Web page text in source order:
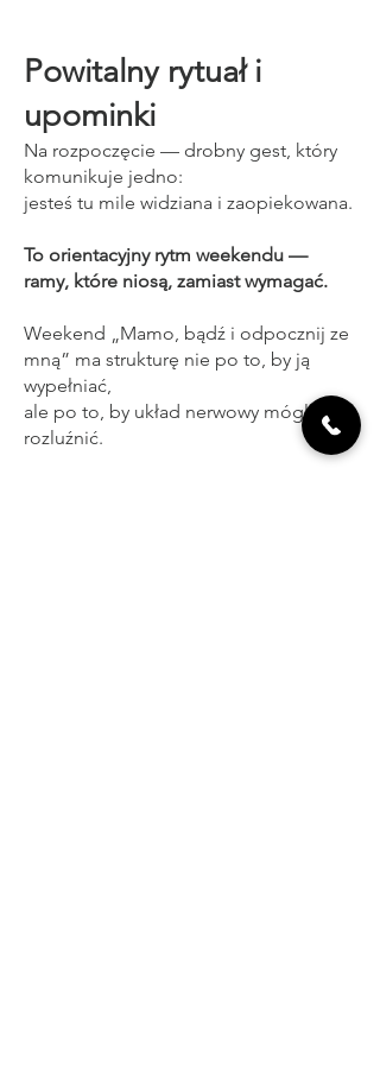
Powitalny rytuał i
upominki
Na rozpoczęcie — drobny gest, który
komunikuje jedno:
jesteś tu mile widziana i zaopiekowana.
To orientacyjny rytm weekendu —
ramy, które niosą, zamiast wymagać.
Weekend „Mamo, bądź i odpocznij ze
mną” ma strukturę nie po to, by ją
wypełniać,
ale po to, by układ nerwowy mógł się
rozluźnić.